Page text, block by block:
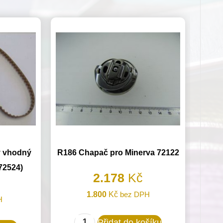
vhodný
R186 Chapač pro Minerva 72122
2.178 Kč
1.800 Kčbez DPH